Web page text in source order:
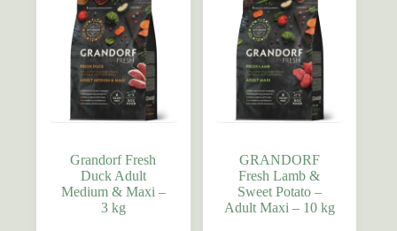
Grandorf Fresh
Duck Adult
Medium & Maxi –
3 kg
GRANDORF
Fresh Lamb &
Sweet Potato –
Adult Maxi – 10 kg